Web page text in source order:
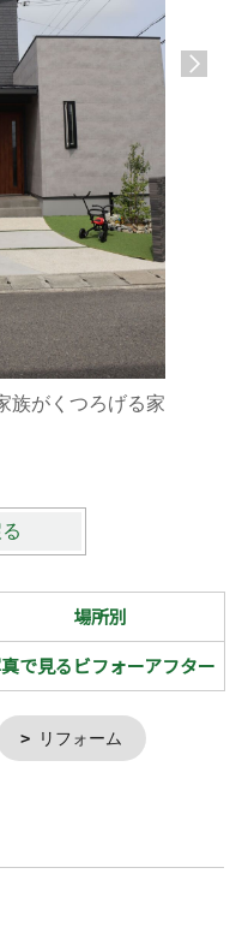
族がくつろげる家
場所別
で見るビフォーアフター
リフォーム